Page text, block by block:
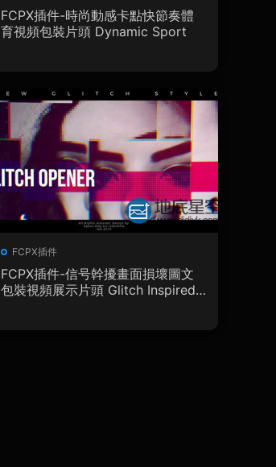
FCPX插件-時尚動感卡點快節奏體
育視頻包裝片頭 Dynamic Sport
FCPX插件
FCPX插件-信号幹擾畫面損壞圖文
包裝視頻展示片頭 Glitch Inspired